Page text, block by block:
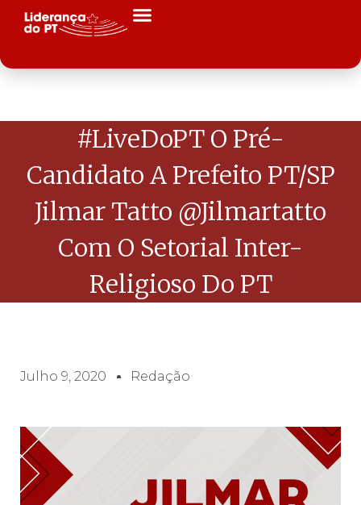
#LiveDoPT O Pré-
Candidato A Prefeito PT/SP
Jilmar Tatto @jilmartatto
Com O Setorial Inter-
Religioso Do PT
Julho 9, 2020 Redação